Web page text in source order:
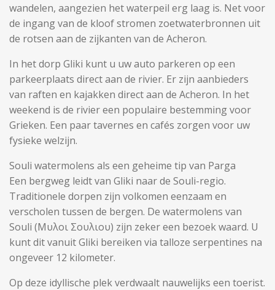
wandelen, aangezien het waterpeil erg laag is. Net voor
de ingang van de kloof stromen zoetwaterbronnen uit
de rotsen aan de zijkanten van de Acheron.
In het dorp Gliki kunt u uw auto parkeren op een
parkeerplaats direct aan de rivier. Er zijn aanbieders
van raften en kajakken direct aan de Acheron. In het
weekend is de rivier een populaire bestemming voor
Grieken. Een paar tavernes en cafés zorgen voor uw
fysieke welzijn.
Souli watermolens als een geheime tip van Parga
Een bergweg leidt van Gliki naar de Souli-regio.
Traditionele dorpen zijn volkomen eenzaam en
verscholen tussen de bergen. De watermolens van
Souli (Μυλοι Σουλιου) zijn zeker een bezoek waard. U
kunt dit vanuit Gliki bereiken via talloze serpentines na
ongeveer 12 kilometer.
Op deze idyllische plek verdwaalt nauwelijks een toerist.